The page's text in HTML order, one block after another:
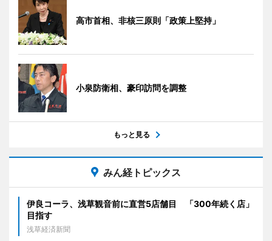
高市首相、非核三原則「政策上堅持」
小泉防衛相、豪印訪問を調整
もっと見る
みん経トピックス
伊良コーラ、浅草観音前に直営5店舗目 「300年続く店」
目指す
浅草経済新聞